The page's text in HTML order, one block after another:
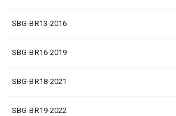
SBG-BR13-2016
SBG-BR16-2019
SBG-BR18-2021
SBG-BR19-2022